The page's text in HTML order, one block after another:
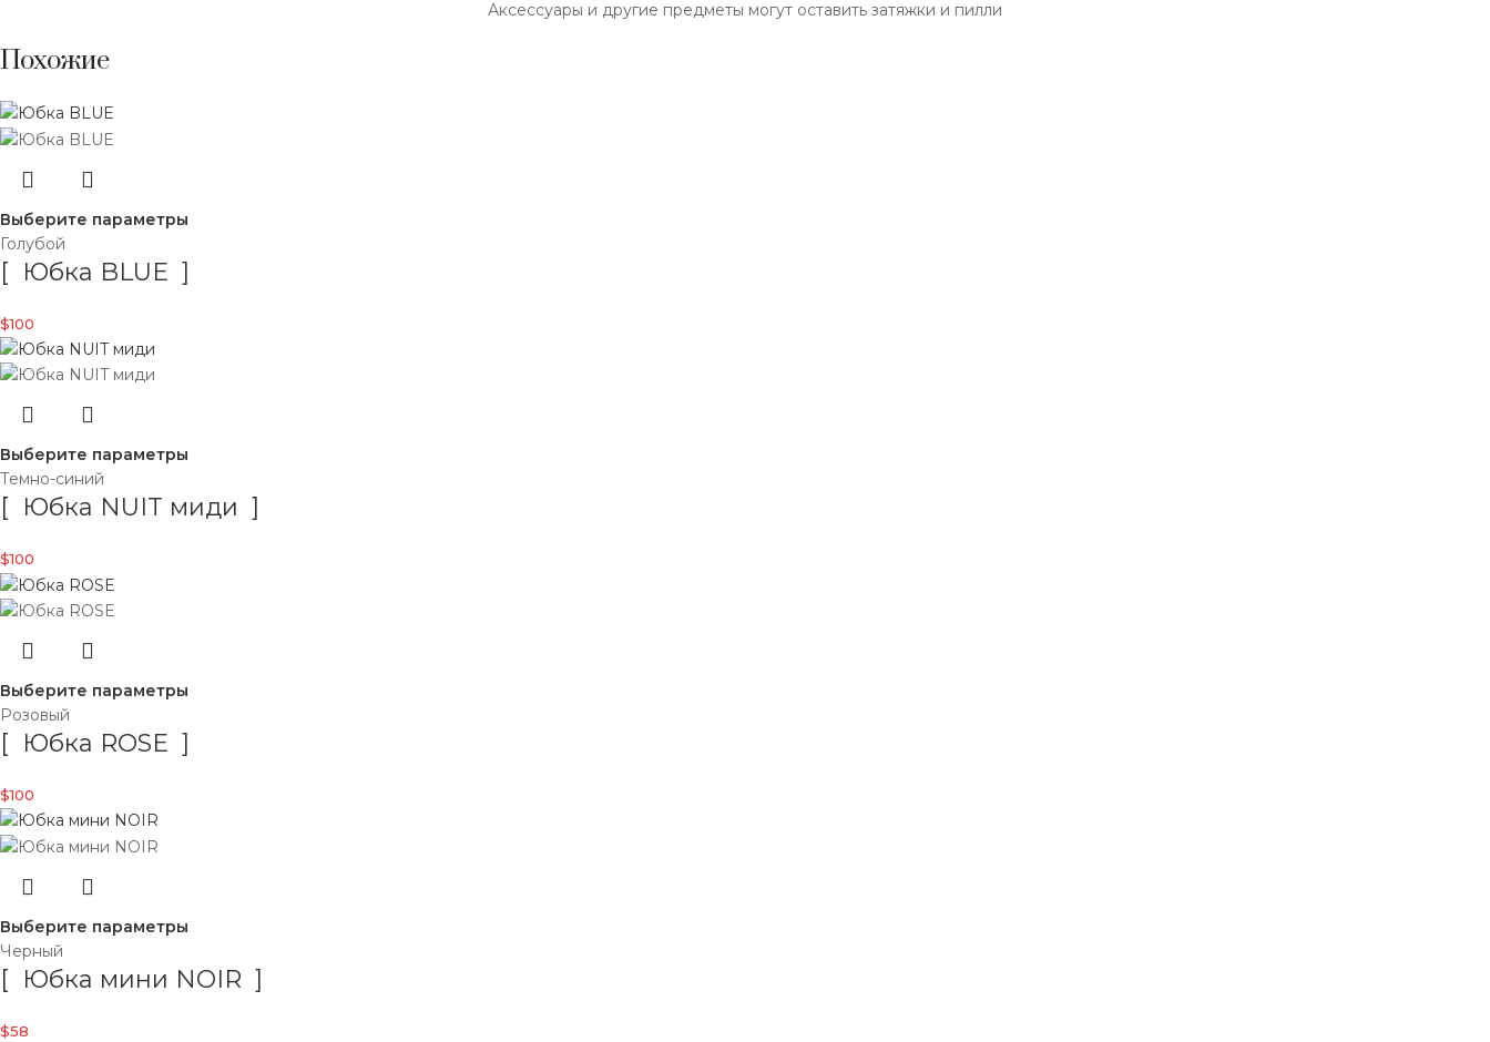
Аксессуары и другие предметы могут оставить затяжки и пилли
Похожие
Выберите параметры
Голубой
[ Юбка BLUE ]
$100
Выберите параметры
Темно-синий
[ Юбка NUIT миди ]
$100
Выберите параметры
Розовый
[ Юбка ROSE ]
$100
Выберите параметры
Черный
[ Юбка мини NOIR ]
$58